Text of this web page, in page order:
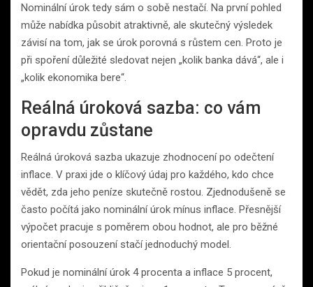
Nominální úrok tedy sám o sobě nestačí. Na první pohled
může nabídka působit atraktivně, ale skutečný výsledek
závisí na tom, jak se úrok porovná s růstem cen. Proto je
při spoření důležité sledovat nejen „kolik banka dává“, ale i
„kolik ekonomika bere“.
Reálná úroková sazba: co vám
opravdu zůstane
Reálná úroková sazba ukazuje zhodnocení po odečtení
inflace. V praxi jde o klíčový údaj pro každého, kdo chce
vědět, zda jeho peníze skutečně rostou. Zjednodušeně se
často počítá jako nominální úrok mínus inflace. Přesnější
výpočet pracuje s poměrem obou hodnot, ale pro běžné
orientační posouzení stačí jednoduchý model.
Pokud je nominální úrok 4 procenta a inflace 5 procent,